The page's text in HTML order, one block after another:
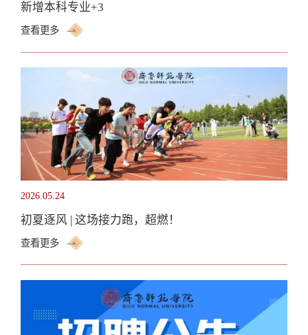
新增本科专业+3
查看更多
2026.05.24
初夏逐风 | 这场接力跑，超燃！
查看更多